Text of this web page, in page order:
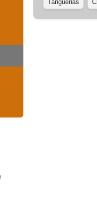
Tanguerias